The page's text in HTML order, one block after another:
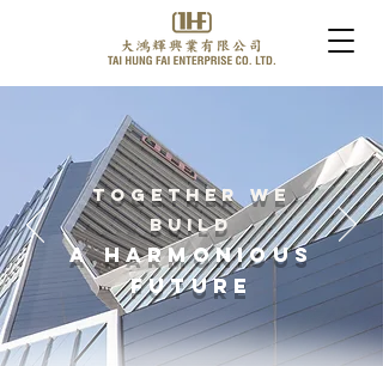
Together We
Build
A Harmonious
Future